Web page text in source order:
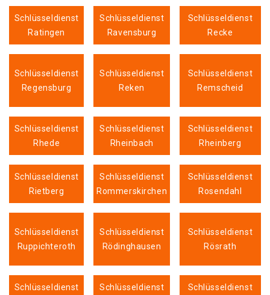
Schlüsseldienst
Ratingen
Schlüsseldienst
Ravensburg
Schlüsseldienst
Recke
Schlüsseldienst
Regensburg
Schlüsseldienst
Reken
Schlüsseldienst
Remscheid
Schlüsseldienst
Rhede
Schlüsseldienst
Rheinbach
Schlüsseldienst
Rheinberg
Schlüsseldienst
Rietberg
Schlüsseldienst
Rommerskirchen
Schlüsseldienst
Rosendahl
Schlüsseldienst
Ruppichteroth
Schlüsseldienst
Rödinghausen
Schlüsseldienst
Rösrath
Schlüsseldienst Schlüsseldienst Schlüsseldienst